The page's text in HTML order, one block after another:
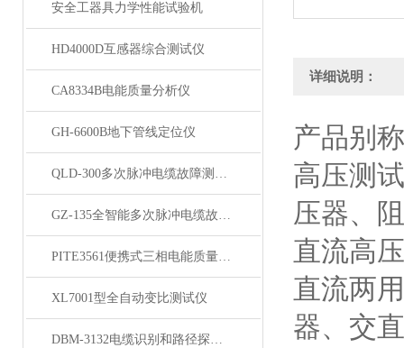
安全工器具力学性能试验机
HD4000D互感器综合测试仪
CA8334B电能质量分析仪
GH-6600B地下管线定位仪
QLD-300多次脉冲电缆故障测试仪
GZ-135全智能多次脉冲电缆故障测试仪
PITE3561便携式三相电能质量分析仪
XL7001型全自动变比测试仪
DBM-3132电缆识别和路径探测仪
详细说明：
产品别称
高压测
压器、
直流高
直流两
器、交